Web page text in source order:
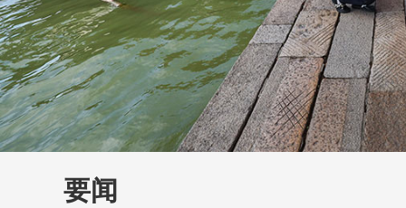
CCTV.节目官网 直播 节目单 栏目 片库
要闻